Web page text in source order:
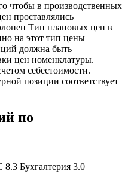
чтобы в производственных
проставлялись
Тип плановых цен в
на этот тип цены
должна быть
цен номенклатуры.
себестоимости.
позиции соответствует
по
8.3 Бухгалтерия 3.0